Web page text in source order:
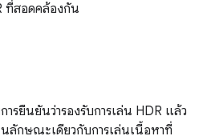
ที่สอดคล้องกัน
รยืนยันว่ารองรับการเล่น HDR แล้ว
ลักษณะเดียวกับการเล่นเนื้อหาที่